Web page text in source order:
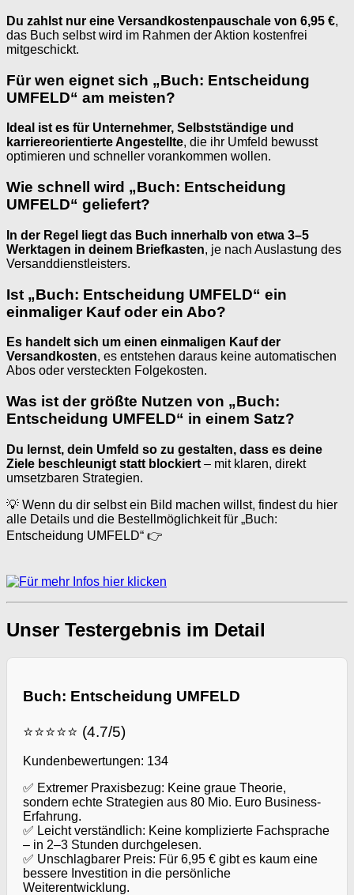
Du zahlst nur eine Versandkostenpauschale von 6,95 €,
das Buch selbst wird im Rahmen der Aktion kostenfrei
mitgeschickt.
Für wen eignet sich „Buch: Entscheidung
UMFELD“ am meisten?
Ideal ist es für Unternehmer, Selbstständige und
karriereorientierte Angestellte, die ihr Umfeld bewusst
optimieren und schneller vorankommen wollen.
Wie schnell wird „Buch: Entscheidung
UMFELD“ geliefert?
In der Regel liegt das Buch innerhalb von etwa 3–5
Werktagen in deinem Briefkasten, je nach Auslastung des
Versanddienstleisters.
Ist „Buch: Entscheidung UMFELD“ ein
einmaliger Kauf oder ein Abo?
Es handelt sich um einen einmaligen Kauf der
Versandkosten, es entstehen daraus keine automatischen
Abos oder versteckten Folgekosten.
Was ist der größte Nutzen von „Buch:
Entscheidung UMFELD“ in einem Satz?
Du lernst, dein Umfeld so zu gestalten, dass es deine
Ziele beschleunigt statt blockiert – mit klaren, direkt
umsetzbaren Strategien.
💡 Wenn du dir selbst ein Bild machen willst, findest du hier
alle Details und die Bestellmöglichkeit für „Buch:
Entscheidung UMFELD“ 👉
Unser Testergebnis im Detail
Buch: Entscheidung UMFELD
⭐⭐⭐⭐⭐ (4.7/5)
Kundenbewertungen: 134
✅ Extremer Praxisbezug: Keine graue Theorie,
sondern echte Strategien aus 80 Mio. Euro Business-
Erfahrung.
✅ Leicht verständlich: Keine komplizierte Fachsprache
– in 2–3 Stunden durchgelesen.
✅ Unschlagbarer Preis: Für 6,95 € gibt es kaum eine
bessere Investition in die persönliche
Weiterentwicklung.